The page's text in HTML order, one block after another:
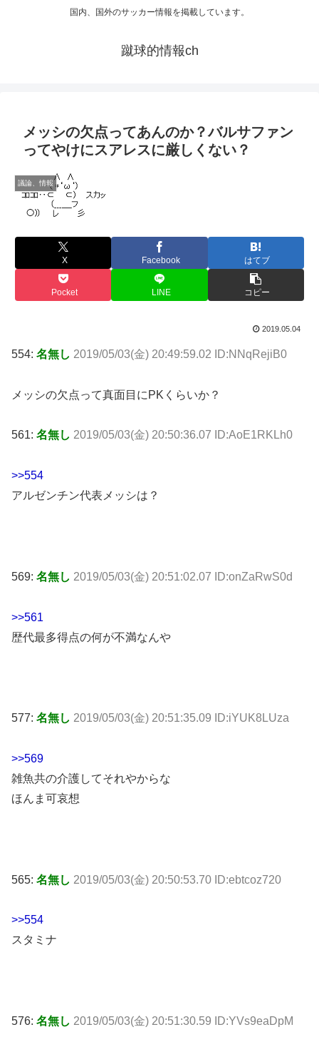
国内、国外のサッカー情報を掲載しています。
蹴球的情報ch
メッシの欠点ってあんのか？バルサファン
ってやけにスアレスに厳しくない？
議論、情報
X Facebook はてブ
Pocket LINE コピー
2019.05.04
554: 名無し 2019/05/03(金) 20:49:59.02 ID:NNqRejiB0
メッシの欠点って真面目にPKくらいか？
561: 名無し 2019/05/03(金) 20:50:36.07 ID:AoE1RKLh0
>>554
アルゼンチン代表メッシは？
569: 名無し 2019/05/03(金) 20:51:02.07 ID:onZaRwS0d
>>561
歴代最多得点の何が不満なんや
577: 名無し 2019/05/03(金) 20:51:35.09 ID:iYUK8LUza
>>569
雑魚共の介護してそれやからな
ほんま可哀想
565: 名無し 2019/05/03(金) 20:50:53.70 ID:ebtcoz720
>>554
スタミナ
576: 名無し 2019/05/03(金) 20:51:30.59 ID:YVs9eaDpM